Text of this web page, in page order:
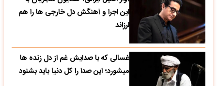
این اجرا و آهنگش دل خارجی ها را هم
لرزاند
غسالی که با صدایش غم از دل زنده ها
میشورد؛ این صدا را کل دنیا باید بشنود